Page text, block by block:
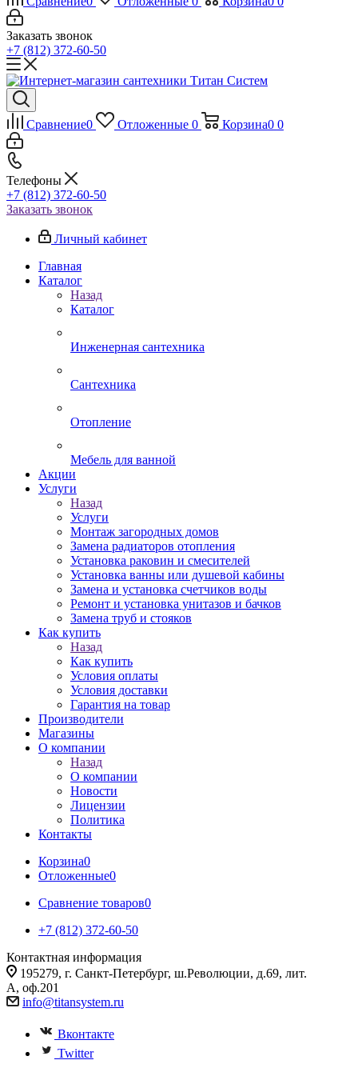
Заказать звонок
+7 (812) 372-60-50
Сравнение0 Отложенные 0 Корзина0 0
Телефоны
+7 (812) 372-60-50
Заказать звонок
Личный кабинет
Главная
Каталог
Назад
Каталог
Инженерная сантехника
Сантехника
Отопление
Мебель для ванной
Акции
Услуги
Назад
Услуги
Монтаж загородных домов
Замена радиаторов отопления
Установка раковин и смесителей
Установка ванны или душевой кабины
Замена и установка счетчиков воды
Ремонт и установка унитазов и бачков
Замена труб и стояков
Как купить
Назад
Как купить
Условия оплаты
Условия доставки
Гарантия на товар
Производители
Магазины
О компании
Назад
О компании
Новости
Лицензии
Политика
Контакты
Корзина0
Отложенные0
Сравнение товаров0
+7 (812) 372-60-50
Контактная информация
195279, г. Санкт-Петербург, ш.Революции, д.69, лит.
А, оф.201
info@titansystem.ru
Вконтакте
Twitter